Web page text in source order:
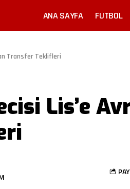
ANA SAYFA FUTBOL
Transfer Teklifleri
Lis’e